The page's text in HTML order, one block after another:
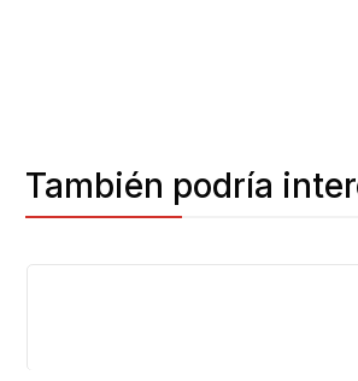
También podría